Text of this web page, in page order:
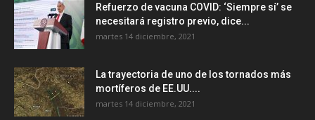
Refuerzo de vacuna COVID: ‘Siempre sí’ se
necesitará registro previo, dice...
martes 14 diciembre, 2021
La trayectoria de uno de los tornados más
mortíferos de EE.UU....
martes 14 diciembre, 2021